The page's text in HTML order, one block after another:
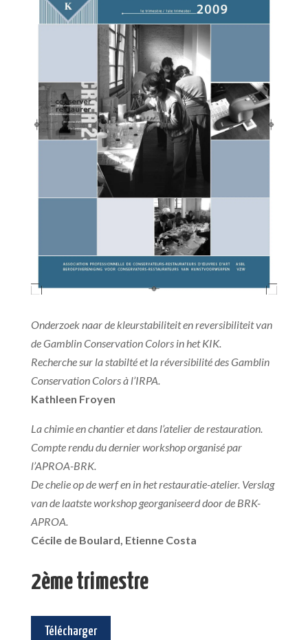
Onderzoek naar de kleurstabiliteit en reversibiliteit van
de Gamblin Conservation Colors in het KIK.
Recherche sur la stabilté et la réversibilité des Gamblin
Conservation Colors à l’IRPA.
Kathleen Froyen
La chimie en chantier et dans l’atelier de restauration.
Compte rendu du dernier workshop organisé par
l’APROA-BRK.
De chelie op de werf en in het restauratie-atelier. Verslag
van de laatste workshop georganiseerd door de BRK-
APROA.
Cécile de Boulard, Etienne Costa
2ème trimestre
Télécharger